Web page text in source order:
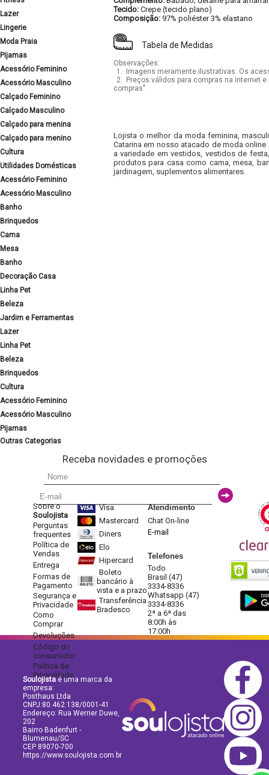
Lazer
Lingerie
Moda Praia
Pijamas
Acessório Feminino
Acessório Masculino
Calçado Feminino
Calçado Masculino
Calçado para menina
Calçado para menino
Cultura
Utilidades Domésticas
Acessório Feminino
Acessório Masculino
Banho
Brinquedos
Cama
Mesa
Banho
Decoração Casa
Linha Pet
Beleza
Jardim e Ferramentas
Lazer
Linha Pet
Beleza
Brinquedos
Cultura
Acessório Feminino
Acessório Masculino
Pijamas
Outras Categorias
Tecido: Crepe (tecido plano)
Composição: 97% poliéster 3% elastano
Tabela de Medidas
Observações:
1.
Imagens meramente ilustrativas. Os
2.
Preços válidos para compras na internet
compras".
Lojista o melhor da moda feminina,
Catarina em nosso atacado de moda
a variedade em vestidos, vestidos de
produtos para casa como cama, mesa,
jardinagem, suplementos alimentares.
Receba novidades e promoções
Sobre o
Soulojista
Perguntas
frequentes
Política de
Vendas
Entrega
Formas de
Pagamento
Segurança e
Privacidade
Como
Comprar
Devoluções
Código do
consumidor
Política de
Privacidade
Visa
Mastercard
Diners
Elo
Hipercard
Boleto
bancário à
vista e a prazo
Transferência
Bradesco
Atendimento
Chat On-line
E-mail
Telefones
Todo
Brasil (47)
3334-8336
Whatsapp (47)
3334-8336
2ª a 6ª das
8:00h às
17:00h
Soulojistaé uma marca da
empresa:
Posthaus Ltda
CNPJ:80.462.138/0001-41
Endereço: Rua Werner Duwe,
202
Bairro Badenfurt -
Blumenau/SC
CEP 89070-700
https://www.soulojista.com.br